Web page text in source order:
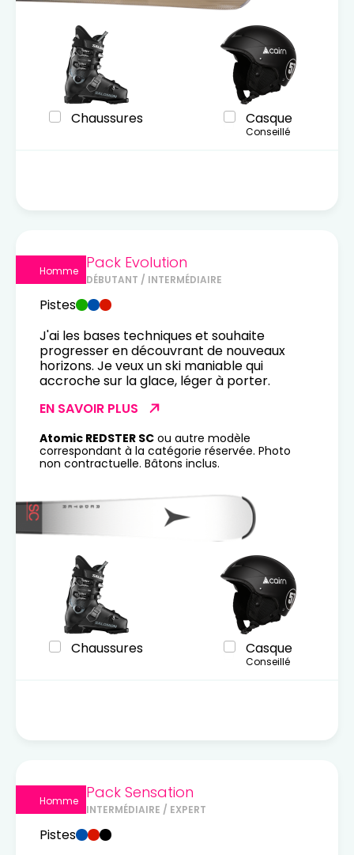
Chaussures Casque
Conseillé
Homme Pack Evolution
DÉBUTANT / INTERMÉDIAIRE
Pistes
J'ai les bases techniques et souhaite
progresser en découvrant de nouveaux
horizons. Je veux un ski maniable qui
accroche sur la glace, léger à porter.
EN SAVOIR PLUS
Atomic REDSTER SC ou autre modèle
correspondant à la catégorie réservée. Photo
non contractuelle. Bâtons inclus.
Chaussures Casque
Conseillé
Homme Pack Sensation
INTERMÉDIAIRE / EXPERT
Pistes